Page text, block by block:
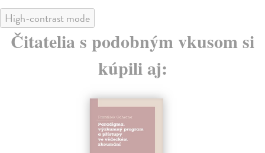
High-contrast mode
Čitatelia s podobným vkusom si
kúpili aj: